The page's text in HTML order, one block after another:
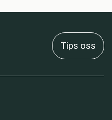
Tips oss